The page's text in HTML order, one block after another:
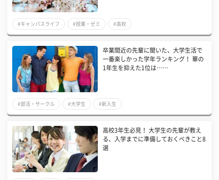
#キャンパスライフ #授業・ゼミ #高校
卒業間近の先輩に聞いた、大学生活で
一番楽しかった学年ランキング！ 華の
1年生を抑えた1位は……
#部活・サークル #大学生 #新入生
高校3年生必見！ 大学生の先輩が教え
る、入学までに準備しておくべきこと8
選